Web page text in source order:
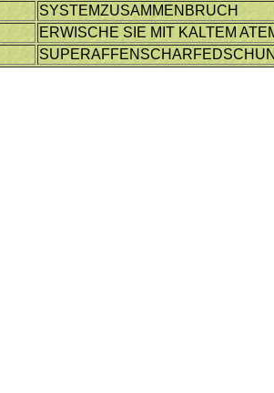
SYSTEMZUSAMMENBRUCH
ERWISCHE SIE MIT KALTEM